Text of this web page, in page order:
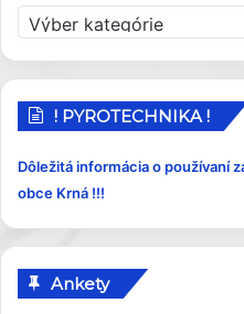
r
í
e
y
! PYROTECHNIKA !
Dôležitá informácia o používaní
obce Krná !!!
Ankety